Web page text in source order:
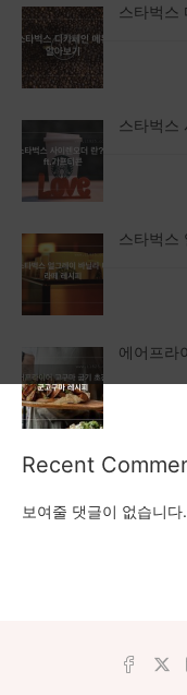
스타벅스
스타벅스
스타벅스
에어프라
Recent
보여줄 댓글이 없습니다.